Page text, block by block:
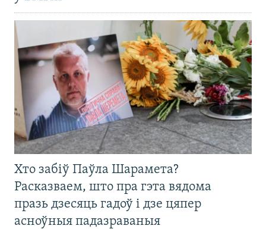
Хто забіў Паўла Шарамета?
Расказваем, што пра гэта вядома
празь дзесяць гадоў і дзе цяпер
асноўныя падазраваныя